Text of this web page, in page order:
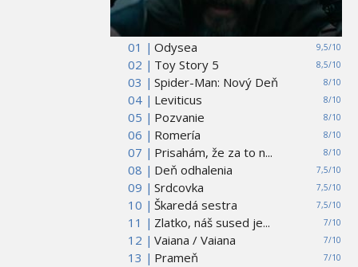
01 | 9,5/10
Odysea
02 |
8,5/10
Toy Story 5
03 |
8/10
Spider-Man: Nový Deň
04 |
8/10
Leviticus
05 |
8/10
Pozvanie
06 |
8/10
Romería
07 |
8/10
Prisahám, že za to n...
08 |
7,5/10
Deň odhalenia
09 |
7,5/10
Srdcovka
10 |
7,5/10
Škaredá sestra
11 |
7/10
Zlatko, náš sused je...
12 |
7/10
Vaiana / Vaiana
13 |
7/10
Prameň